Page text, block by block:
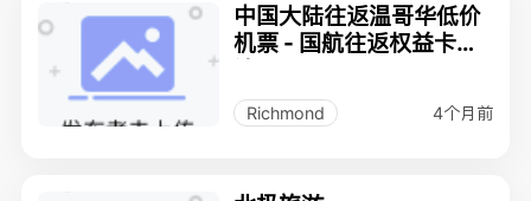
中国大陆往返温哥华低价
机票 - 国航往返权益卡转
Richmond 4个月前